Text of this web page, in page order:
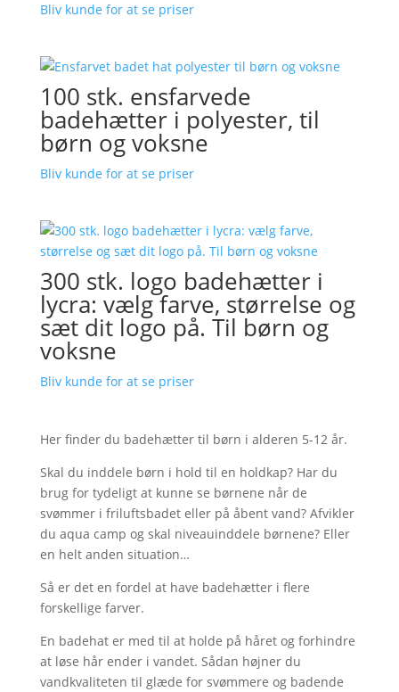
Bliv kunde for at se priser
100 stk. ensfarvede
badehætter i polyester, til
børn og voksne
Bliv kunde for at se priser
300 stk. logo badehætter i
lycra: vælg farve, størrelse og
sæt dit logo på. Til børn og
voksne
Bliv kunde for at se priser
Her finder du badehætter til børn i alderen 5-12 år.
Skal du inddele børn i hold til en holdkap? Har du
brug for tydeligt at kunne se børnene når de
svømmer i friluftsbadet eller på åbent vand? Afvikler
du aqua camp og skal niveauinddele børnene? Eller
en helt anden situation…
Så er det en fordel at have badehætter i flere
forskellige farver.
En badehat er med til at holde på håret og forhindre
at løse hår ender i vandet. Sådan højner du
vandkvaliteten til glæde for svømmere og badende